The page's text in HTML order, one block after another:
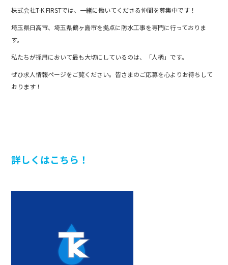
株式会社T-K FIRSTでは、一緒に働いてくださる仲間を募集中です！
埼玉県日高市、埼玉県鶴ヶ島市を拠点に防水工事を専門に行っておりま
す。
私たちが採用において最も大切にしているのは、「人柄」です。
ぜひ求人情報ページをご覧ください。皆さまのご応募を心よりお待ちして
おります！
詳しくはこちら！